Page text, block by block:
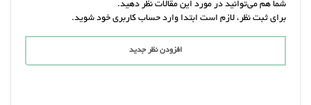
شما هم می‌توانید در مورد این مقالات نظر دهید.
برای ثبت نظر، لازم است ابتدا وارد حساب کاربری خود شوید.
افزودن نظر جدید